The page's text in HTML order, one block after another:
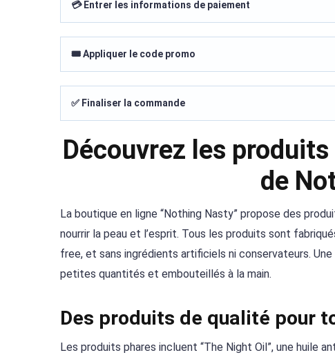
💳 Entrer les informations de paiement
🎟️ Appliquer le code promo
✅ Finaliser la commande
Découvrez les
de
La boutique en ligne “Nothing Nasty” propose des
nourrir la peau et l’esprit. Tous les produits sont
free, et sans ingrédients artificiels ni conservateurs.
petites quantités et embouteillés à la main.
Des produits de qualité pour
Les produits phares incluent “The Night Oil”, une huile